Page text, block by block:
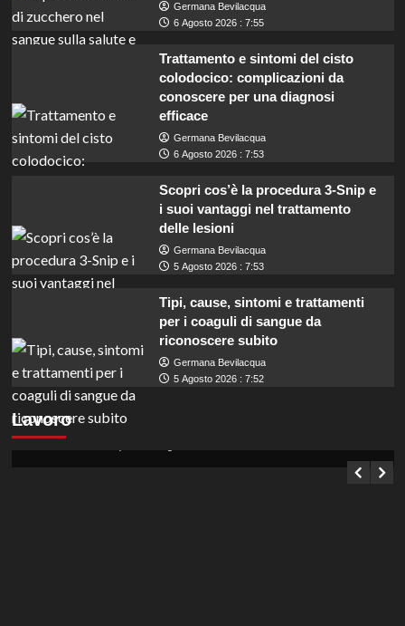
Germana Bevilacqua
6 Agosto 2026 : 7:55
Trattamento e sintomi del cisto
colodocico: complicazioni da
conoscere per una diagnosi
efficace
Germana Bevilacqua
6 Agosto 2026 : 7:53
Scopri cos’è la procedura 3-Snip e
i suoi vantaggi nel trattamento
delle lesioni
Germana Bevilacqua
5 Agosto 2026 : 7:53
Tipi, cause, sintomi e trattamenti
per i coaguli di sangue da
riconoscere subito
Germana Bevilacqua
5 Agosto 2026 : 7:52
Lavoro
Lavoro per insegnanti con INDIRE: guadagna
200 euro al giorno in selezione pubblica.